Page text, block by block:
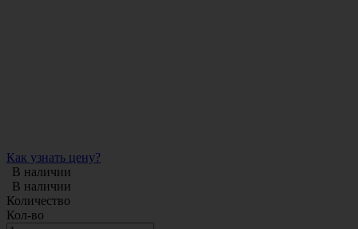
Как узнать цену?
В наличии
В наличии
Количество
Кол-во